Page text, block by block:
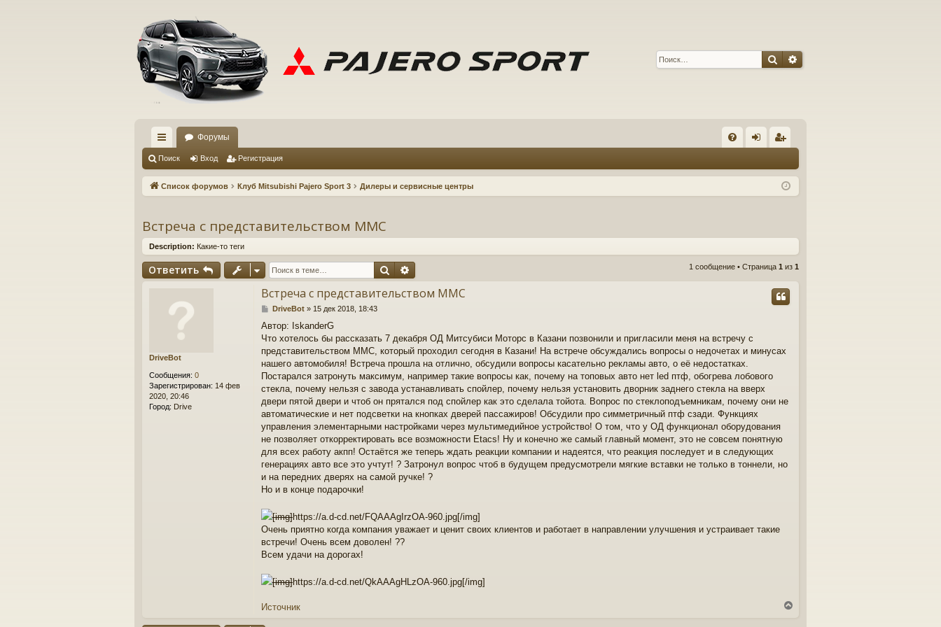
ПоискРасширенный поиск
с
ы
Форумы
Q д ис
Поиск Вход Регистрация
Список форумов Клуб Mitsubishi Pajero Sport 3 Дилеры и сервисные центры
Встреча с представительством ММС
Description: Какие-то теги
Ответить ПоискРасширенный поиск 1 сообщение • Страница 1 из 1
DriveBot
Сообщения: 0
Зарегистрирован: 14 фев
2020, 20:46
Город: Drive
Встреча с представительством ММС
С
о
б
щ
е
и
е
DriveBot» 15 дек 2018, 18:43
Автор: IskanderG
Что хотелось бы рассказать 7 декабря ОД Митсубиси Моторс в Казани позвонили и пригласили меня на встречу с
представительством ММС, который проходил сегодня в Казани! На встрече обсуждались вопросы о недочетах и минусах
нашего автомобиля! Встреча прошла на отлично, обсудили вопросы касательно рекламы авто, о её недостатках.
Постарался затронуть максимум, например такие вопросы как, почему на топовых авто нет led птф, обогрева лобового
стекла, почему нельзя с завода устанавливать спойлер, почему нельзя установить дворник заднего стекла на вверх
двери пятой двери и чтоб он прятался под спойлер как это сделала тойота. Вопрос по стеклоподъемникам, почему они не
автоматические и нет подсветки на кнопках дверей пассажиров! Обсудили про симметричный птф сзади. Функциях
управления элементарными настройками через мультимедийное устройство! О том, что у ОД функционал оборудования
не позволяет откорректировать все возможности Etacs! Ну и конечно же самый главный момент, это не совсем понятную
для всех работу акпп! Остаётся же теперь ждать реакции компании и надеятся, что реакция последует и в следующих
генерациях авто все это учтут! ? Затронул вопрос чтоб в будущем предусмотрели мягкие вставки не только в тоннели, но
и на передних дверях на самой ручке! ?
Но и в конце подарочки!
[img]https://a.d-cd.net/FQAAAgIrzOA-960.jpg[/img]
Очень приятно когда компания уважает и ценит своих клиентов и работает в направлении улучшения и устраивает такие
встречи! Очень всем доволен! ??
Всем удачи на дорогах!
[img]https://a.d-cd.net/QkAAAgHLzOA-960.jpg[/img]
Источник